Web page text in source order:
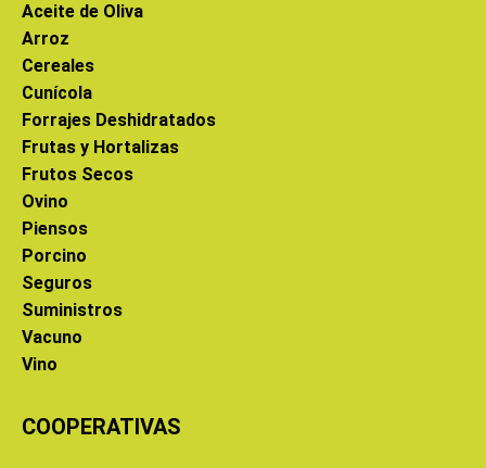
Aceite de Oliva
Arroz
Cereales
Cunícola
Forrajes Deshidratados
Frutas y Hortalizas
Frutos Secos
Ovino
Piensos
Porcino
Seguros
Suministros
Vacuno
Vino
COOPERATIVAS